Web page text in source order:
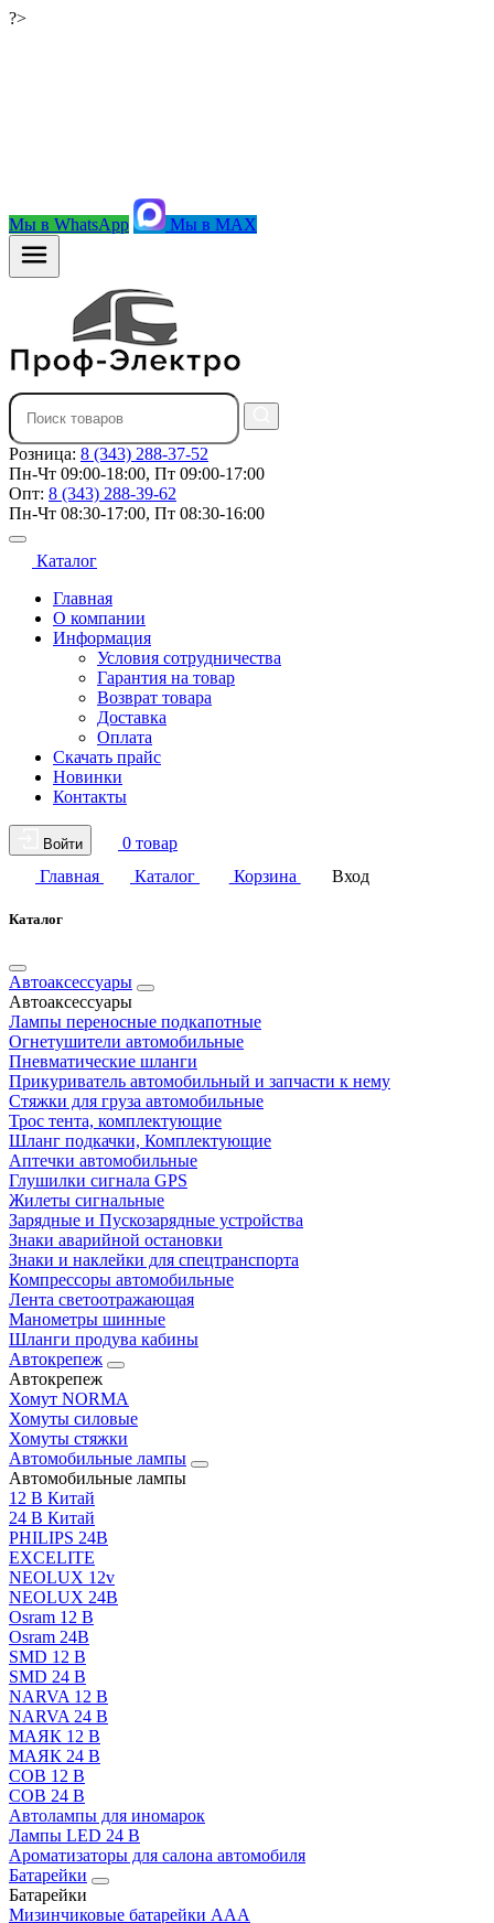
?>
Мы в WhatsApp Мы в MAX
Розница: 8 (343) 288-37-52
Пн-Чт 09:00-18:00, Пт 09:00-17:00
Опт: 8 (343) 288-39-62
Пн-Чт 08:30-17:00, Пт 08:30-16:00
Каталог
Главная
О компании
Информация
Условия сотрудничества
Гарантия на товар
Возврат товара
Доставка
Оплата
Скачать прайс
Новинки
Контакты
Войти
0 товар
Главная
Каталог Корзина Вход
Каталог
Автоаксессуары
Автоаксессуары
Лампы переносные подкапотные
Огнетушители автомобильные
Пневматические шланги
Прикуриватель автомобильный и запчасти к нему
Стяжки для груза автомобильные
Трос тента, комплектующие
Шланг подкачки, Комплектующие
Аптечки автомобильные
Глушилки сигнала GPS
Жилеты сигнальные
Зарядные и Пускозарядные устройства
Знаки аварийной остановки
Знаки и наклейки для спецтранспорта
Компрессоры автомобильные
Лента светоотражающая
Манометры шинные
Шланги продува кабины
Автокрепеж
Автокрепеж
Хомут NORMA
Хомуты силовые
Хомуты стяжки
Автомобильные лампы
Автомобильные лампы
12 В Китай
24 В Китай
PHILIPS 24В
EXCELITE
NEOLUX 12v
NEOLUX 24В
Osram 12 В
Osram 24В
SMD 12 В
SMD 24 В
NARVA 12 В
NARVA 24 В
МАЯК 12 В
МАЯК 24 В
COB 12 В
COB 24 В
Автолампы для иномарок
Лампы LED 24 B
Ароматизаторы для салона автомобиля
Батарейки
Батарейки
Мизинчиковые батарейки AAA